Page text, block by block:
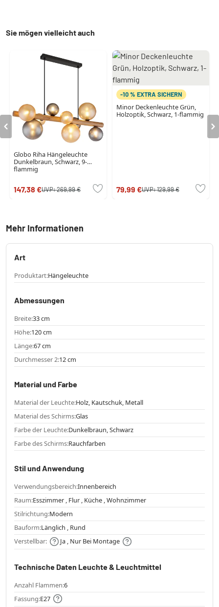
Sie mögen vielleicht auch
Globo Riha Hängeleuchte
Dunkelbraun, Schwarz, 9-
flammig
147,38 €UVP:269,99 €
-10 % EXTRA SICHERN
Minor Deckenleuchte Grün,
Holzoptik, Schwarz, 1-flammig
79,99 €UVP:129,99 €
Mehr Informationen
Art
Produktart:Hängeleuchte
Abmessungen
Breite:33 cm
Höhe:120 cm
Länge:67 cm
Durchmesser 2:12 cm
Material und Farbe
Material der Leuchte:Holz, Kautschuk, Metall
Material des Schirms:Glas
Farbe der Leuchte:Dunkelbraun, Schwarz
Farbe des Schirms:Rauchfarben
Stil und Anwendung
Verwendungsbereich:Innenbereich
Raum:Esszimmer , Flur , Küche , Wohnzimmer
Stilrichtung:Modern
Bauform:Länglich , Rund
Verstellbar:
Ja , Nur Bei Montage
Technische Daten Leuchte & Leuchtmittel
Anzahl Flammen:6
Fassung:E27